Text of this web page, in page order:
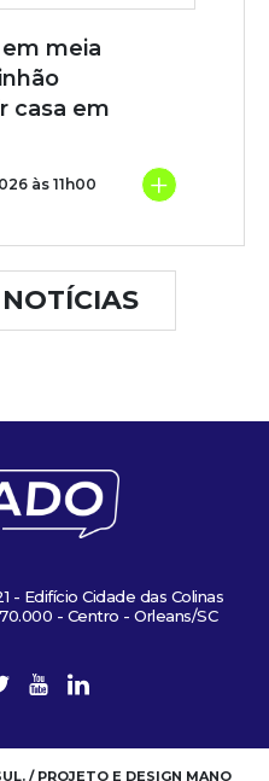
meia
casa em
às 11h00 +
- Edifício Cidade das Colinas
- Centro - Orleans/SC
/ PROJETO E DESIGN MANO